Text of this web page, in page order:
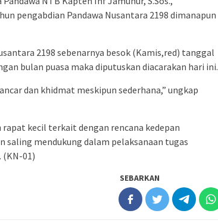
pengabdian Pandawa Nusantara 2198 dimanapun
2198 sebenarnya besok (Kamis,red) tanggal
bulan puasa maka diputuskan diacarakan hari ini.
dan khidmat meskipun sederhana,” ungkap
kecil terkait dengan rencana kedepan
saling mendukung dalam pelaksanaan tugas
(KN-01)
SEBARKAN